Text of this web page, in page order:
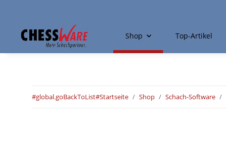
Shop Top-Artikel
#global.goBackToList#Startseite Shop Schach-Software